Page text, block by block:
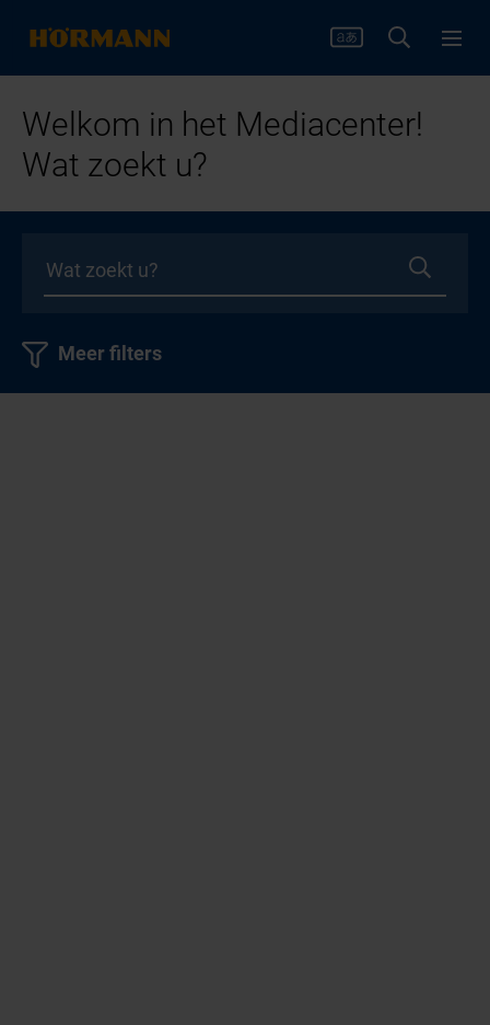
Welkom in het Mediacenter!
Wat zoekt u?
Meer filters